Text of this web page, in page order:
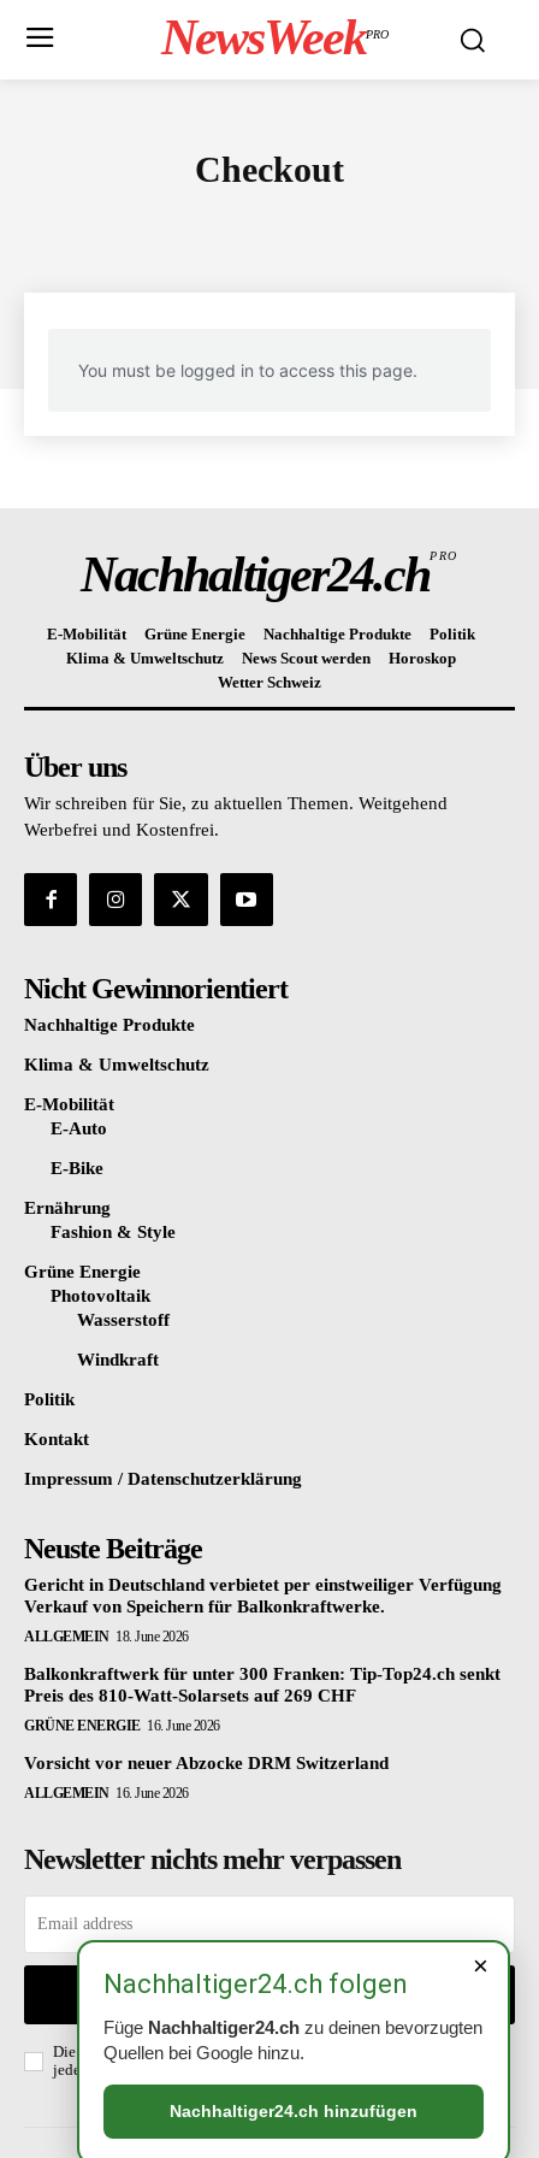
NewsWeekPRO
Checkout
You must be logged in to access this page.
Nachhaltiger24.chPRO
E-Mobilität Grüne Energie Nachhaltige Produkte
Politik
Klima & Umweltschutz
News Scout werden
Horoskop
Wetter Schweiz
Über uns
Wir schreiben für Sie, zu aktuellen Themen. Weitgehend
Werbefrei und Kostenfrei.
Nicht Gewinnorientiert
Nachhaltige Produkte
Klima & Umweltschutz
E-Mobilität
E-Auto
E-Bike
Ernährung
Fashion & Style
Grüne Energie
Photovoltaik
Wasserstoff
Windkraft
Politik
Kontakt
Impressum / Datenschutzerklärung
Neuste Beiträge
Gericht in Deutschland verbietet per einstweiliger Verfügung
Verkauf von Speichern für Balkonkraftwerke.
ALLGEMEIN 18. June 2026
Balkonkraftwerk für unter 300 Franken: Tip-Top24.ch senkt
Preis des 810-Watt-Solarsets auf 269 CHF
GRÜNE ENERGIE 16. June 2026
Vorsicht vor neuer Abzocke DRM Switzerland
ALLGEMEIN 16. June 2026
Newsletter nichts mehr verpassen
EINTRAGEN
Die Richtlinien habe ich gelesen und akzeptiert. Abmeldung ist
jederzeit möglich.
×
Nachhaltiger24.ch folgen
Füge Nachhaltiger24.ch zu deinen bevorzugten
Quellen bei Google hinzu.
Nachhaltiger24.ch hinzufügen